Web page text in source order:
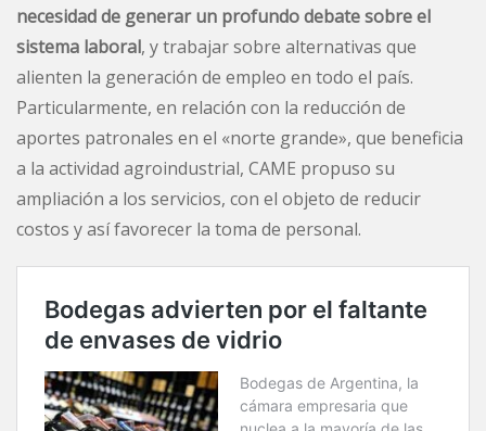
necesidad de generar un profundo debate sobre el
sistema laboral, y trabajar sobre alternativas que
alienten la generación de empleo en todo el país.
Particularmente, en relación con la reducción de
aportes patronales en el «norte grande», que beneficia
a la actividad agroindustrial, CAME propuso su
ampliación a los servicios, con el objeto de reducir
costos y así favorecer la toma de personal.